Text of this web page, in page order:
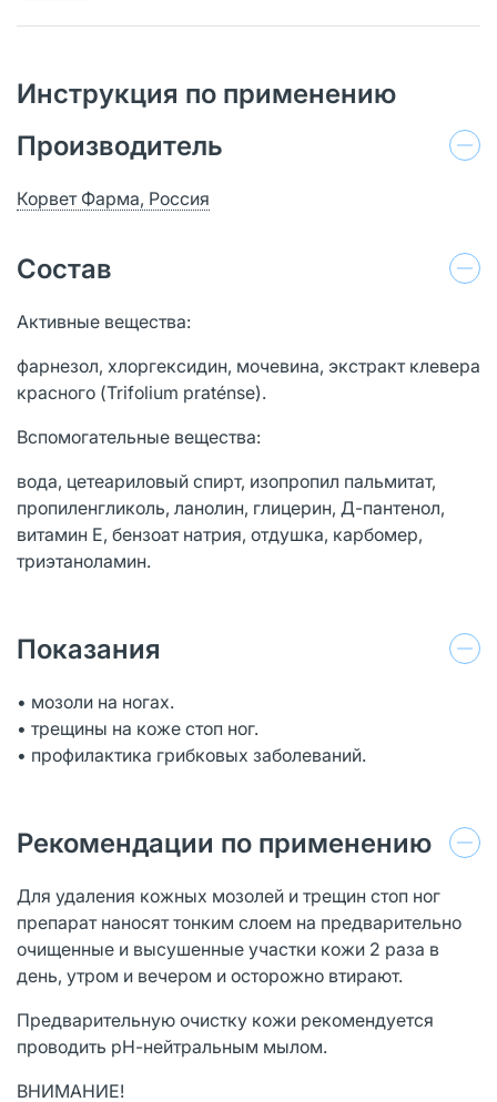
Инструкция по применению
Производитель
Корвет Фарма, Россия
Состав
Активные вещества:
фарнезол, хлоргексидин, мочевина, экстракт клевера
красного (Trifolium praténse).
Вспомогательные вещества:
вода, цетеариловый спирт, изопропил пальмитат,
пропиленгликоль, ланолин, глицерин, Д-пантенол,
витамин Е, бензоат натрия, отдушка, карбомер,
триэтаноламин.
Показания
• мозоли на ногах.
• трещины на коже стоп ног.
• профилактика грибковых заболеваний.
Рекомендации по применению
Для удаления кожных мозолей и трещин стоп ног
препарат наносят тонким слоем на предварительно
очищенные и высушенные участки кожи 2 раза в
день, утром и вечером и осторожно втирают.
Предварительную очистку кожи рекомендуется
проводить рН-нейтральным мылом.
ВНИМАНИЕ!